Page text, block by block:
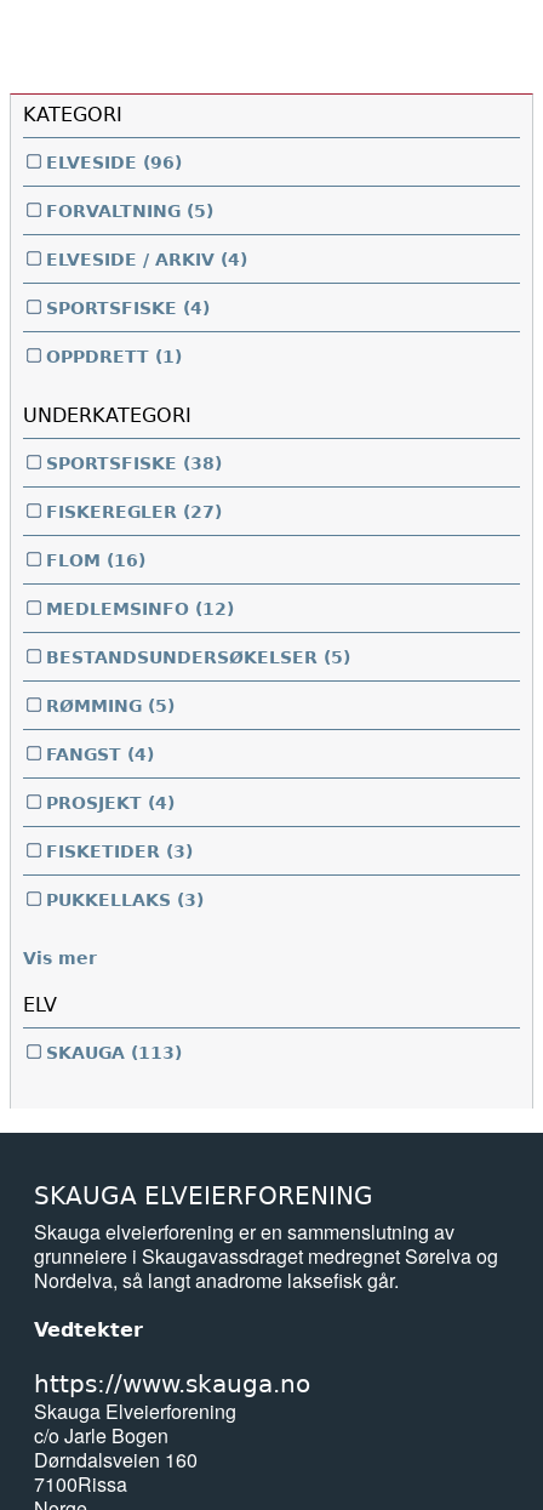
KATEGORI
ELVESIDE (96)
FORVALTNING (5)
ELVESIDE / ARKIV (4)
SPORTSFISKE (4)
OPPDRETT (1)
UNDERKATEGORI
SPORTSFISKE (38)
FISKEREGLER (27)
FLOM (16)
MEDLEMSINFO (12)
BESTANDSUNDERSØKELSER (5)
RØMMING (5)
FANGST (4)
PROSJEKT (4)
FISKETIDER (3)
PUKKELLAKS (3)
Vis mer
ELV
SKAUGA (113)
SKAUGA ELVEIERFORENING
Skauga elveierforening er en sammenslutning av
grunneiere i Skaugavassdraget medregnet Sørelva og
Nordelva, så langt anadrome laksefisk går.
Vedtekter
https://www.skauga.no
Skauga Elveierforening
c/o Jarle Bogen
Dørndalsveien 160
7100Rissa